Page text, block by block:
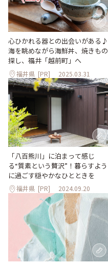
心ひかれる器との出会いがある♪
海を眺めながら海鮮丼、焼きもの
探し、福井「越前町」へ
福井県 [PR] 2025.03.31
「八百熊川」に泊まって感じ
る“質素という贅沢”！暮らすよう
に過ごす穏やかなひとときを
福井県 [PR] 2024.09.20